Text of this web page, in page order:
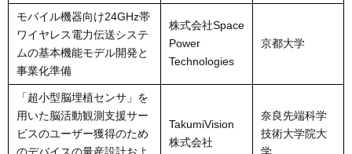
モバイル機器向け24GHz帯
ワイヤレス電力伝送システ
ムの基本機能モデル開発と
事業化準備
株式会社Space
Power
Technologies
京都大学
「超小型脳埋植センサ」を
用いた脳活動観測支援サー
ビスのユーザー獲得のため
TakumiVision
株式会社
奈良先端科学
技術大学院大